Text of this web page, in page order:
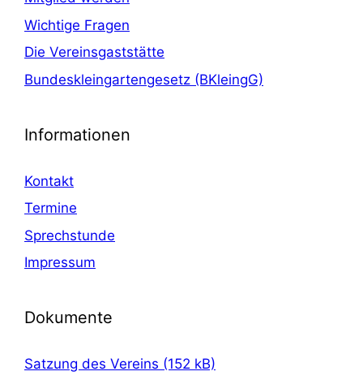
Wichtige Fragen
Die Vereinsgaststätte
Bundeskleingartengesetz (BKleingG)
Informationen
Kontakt
Termine
Sprechstunde
Impressum
Dokumente
Satzung des Vereins (152 kB)